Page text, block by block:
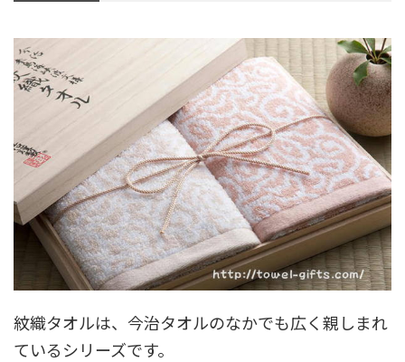
紋織タオルは、今治タオルのなかでも広く親しまれ
ているシリーズです。